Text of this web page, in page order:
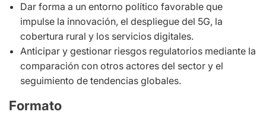
Dar forma a un entorno político favorable que
impulse la innovación, el despliegue del 5G, la
cobertura rural y los servicios digitales.
Anticipar y gestionar riesgos regulatorios mediante la
comparación con otros actores del sector y el
seguimiento de tendencias globales.
Formato